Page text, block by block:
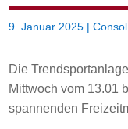
9. Januar 2025 |Consol
Die
Mittwoch vom 13.01
spannenden